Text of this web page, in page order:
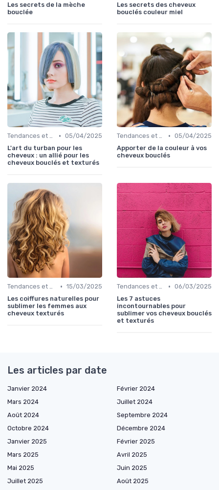
Les secrets de la mèche
bouclée
Les secrets des cheveux
bouclés couleur miel
Tendances et Styles • 05/04/2025
L'art du turban pour les
cheveux : un allié pour les
cheveux bouclés et texturés
Tendances et Styles • 05/04/2025
Apporter de la couleur à vos
cheveux bouclés
Tendances et Styles • 15/03/2025
Les coiffures naturelles pour
sublimer les femmes aux
cheveux texturés
Tendances et Styles • 06/03/2025
Les 7 astuces
incontournables pour
sublimer vos cheveux bouclés
et texturés
Les articles par date
Janvier 2024
Février 2024
Mars 2024
Juillet 2024
Août 2024
Septembre 2024
Octobre 2024
Décembre 2024
Janvier 2025
Février 2025
Mars 2025
Avril 2025
Mai 2025
Juin 2025
Juillet 2025
Août 2025